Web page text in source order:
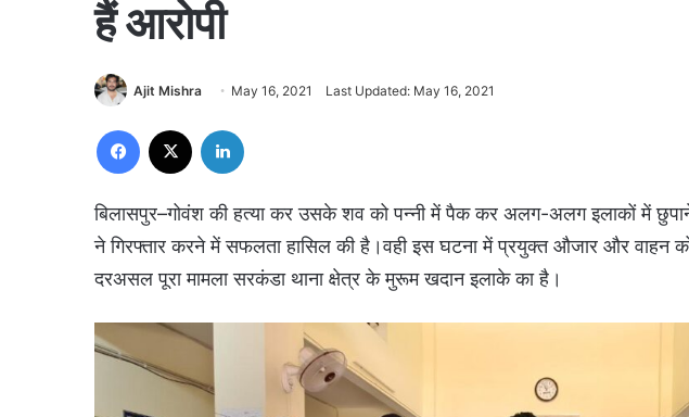
हैं आरोपी
Ajit Mishra May 16, 2021 Last Updated: May 16, 2021
Facebook
बिलासपुर–गोवंश की हत्या कर उसके शव को पन्नी में पैक कर अलग-अलग इलाकों में
ने गिरफ्तार करने में सफलता हासिल की है।वही इस घटना में प्रयुक्त औजार और वाहन
दरअसल पूरा मामला सरकंडा थाना क्षेत्र के मुरूम खदान इलाके का है।